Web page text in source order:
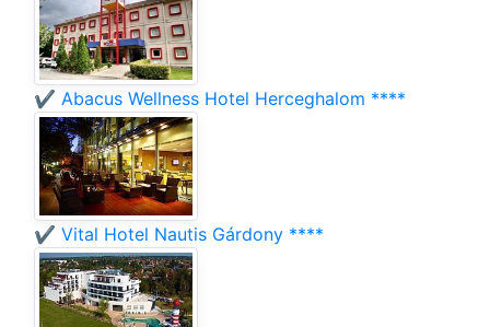
✔️ Abacus Wellness Hotel Herceghalom ****
✔️ Vital Hotel Nautis Gárdony ****